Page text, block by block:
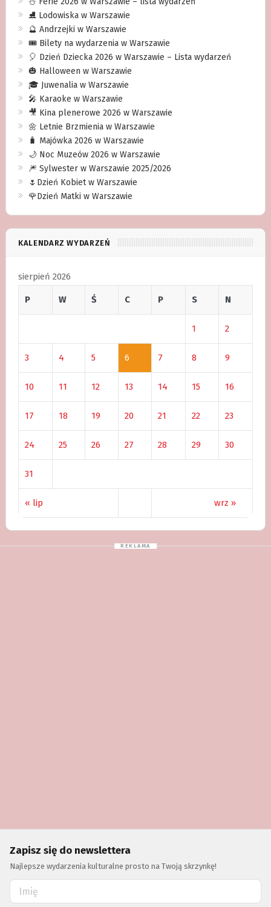
⛸ Lodowiska w Warszawie
🔮 Andrzejki w Warszawie
🎟️ Bilety na wydarzenia w Warszawie
🎈 Dzień Dziecka 2026 w Warszawie – Lista wydarzeń
🎃 Halloween w Warszawie
🎓 Juwenalia w Warszawie
🎤 Karaoke w Warszawie
🎥 Kina plenerowe 2026 w Warszawie
🌼 Letnie Brzmienia w Warszawie
🧳 Majówka 2026 w Warszawie
🌙 Noc Muzeów 2026 w Warszawie
🎆 Sylwester w Warszawie 2025/2026
🌷Dzień Kobiet w Warszawie
🌹Dzień Matki w Warszawie
KALENDARZ WYDARZEŃ
sierpień 2026
P W Ś C P S N
« lip wrz »
1 2
3 4 5 6 7 8 9
10 11 12 13 14 15 16
17 18 19 20 21 22 23
24 25 26 27 28 29 30
31
Zapisz się do newslettera
Najlepsze wydarzenia kulturalne prosto na Twoją skrzynkę!